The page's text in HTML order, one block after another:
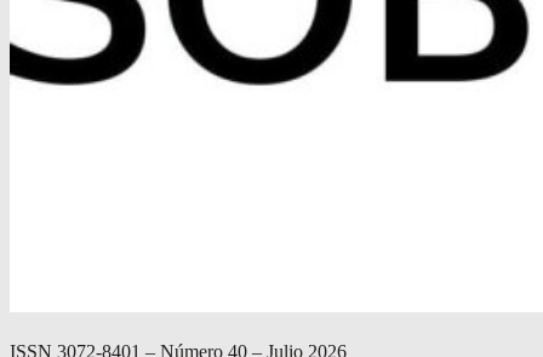
ISSN 3072-8401 – Número 40 – Julio 2026